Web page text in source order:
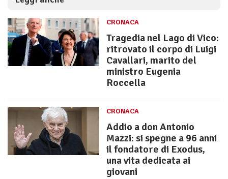
CRONACA
Tragedia nel Lago di Vico:
ritrovato il corpo di Luigi
Cavallari, marito del
ministro Eugenia
Roccella
CRONACA
Addio a don Antonio
Mazzi: si spegne a 96 anni
il fondatore di Exodus,
una vita dedicata ai
giovani